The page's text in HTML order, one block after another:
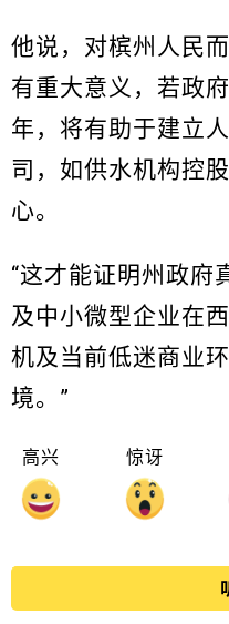
他说，对槟州人民
有重大意义，若政
年，将有助于建立
司，如供水机构控
心。
“这才能证明州政府
及中小微型企业在
机及当前低迷商业
境。”
高兴 惊讶